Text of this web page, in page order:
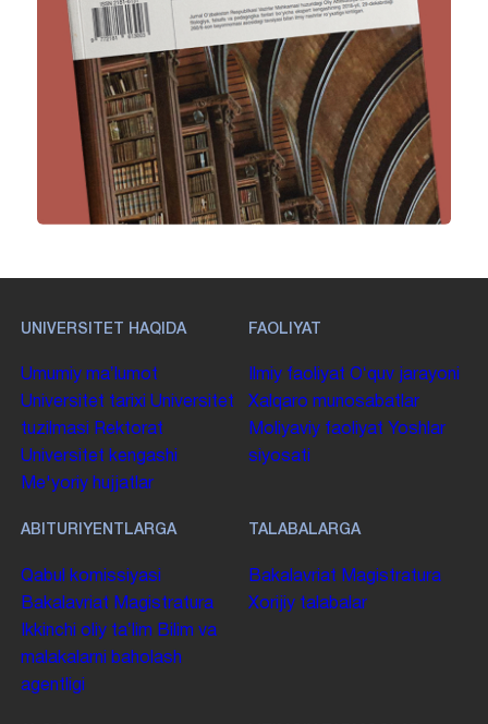
UNIVERSITET HAQIDA
Umumiy maʼlumot
Universitet tarixi Universitet
tuzilmasi
Rektorat
Universitet kengashi
Me'yoriy hujjatlar
FAOLIYAT
Ilmiy faoliyat Oʻquv jarayoni
Xalqaro munosabatlar
Moliyaviy faoliyat Yoshlar
siyosati
ABITURIYENTLARGA
Qabul komissiyasi
Bakalavriat Magistratura
Ikkinchi oliy taʼlim Bilim va
malakalarni baholash
agentligi
TALABALARGA
Bakalavriat Magistratura
Xorijiy talabalar